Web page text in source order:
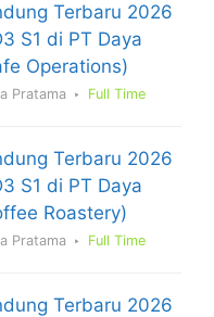
Terbaru 2026
S1 di PT Daya
Operations)
Pratama Full Time
Terbaru 2026
S1 di PT Daya
Roastery)
Pratama Full Time
Terbaru 2026